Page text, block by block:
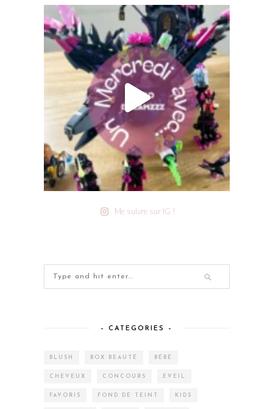
Me suivre sur IG !
– CATEGORIES –
BLUSH BOX BEAUTÉ BÉBÉ
CHEVEUX CONCOURS EVEIL
FAVORIS FOND DE TEINT KIDS